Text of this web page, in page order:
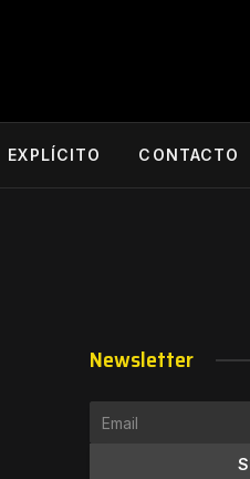
EXPLÍCITO CONTACTO
Newsletter